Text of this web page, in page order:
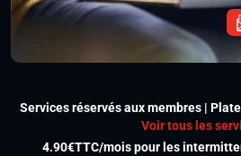
Services réservés aux membres |
Voir tous les
4.90€TTC/mois pour les